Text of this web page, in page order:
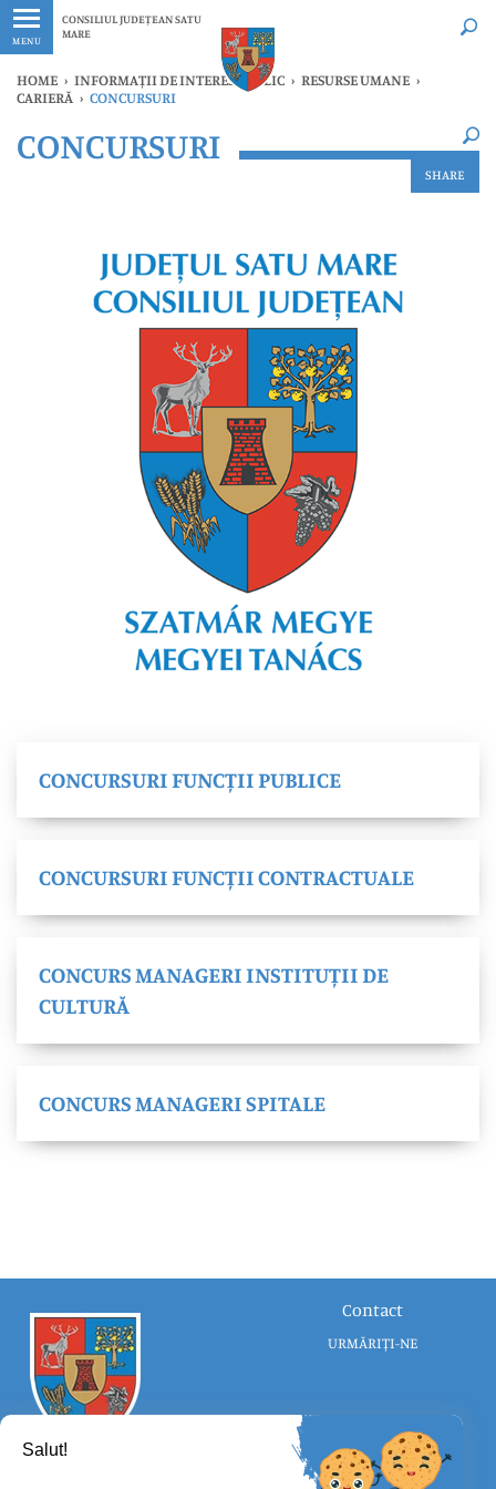
MENU
CONSILIUL JUDEȚEAN SATU
MARE
Ultimele
HOME › INFORMAȚII DE INTERES PUBLIC › RESURSE UMANE ›
CARIERĂ › CONCURSURI
Ultimele ×
CONCURSURI
SHARE
CONCURSURI FUNCȚII PUBLICE
CONCURSURI FUNCȚII CONTRACTUALE
CONCURS MANAGERI INSTITUȚII DE
CULTURĂ
CONCURS MANAGERI SPITALE
Contact
URMĂRIȚI-NE
Salut!